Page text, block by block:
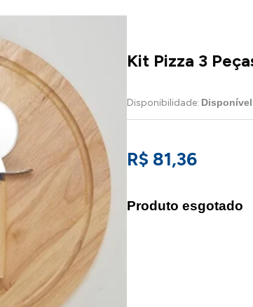
Kit Pizza 3
Disponibilidade:
R$ 81,36
Produto esgotado